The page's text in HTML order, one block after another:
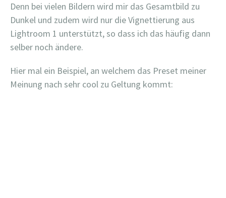
Denn bei vielen Bildern wird mir das Gesamtbild zu
Dunkel und zudem wird nur die Vignettierung aus
Lightroom 1 unterstützt, so dass ich das häufig dann
selber noch ändere.
Hier mal ein Beispiel, an welchem das Preset meiner
Meinung nach sehr cool zu Geltung kommt: